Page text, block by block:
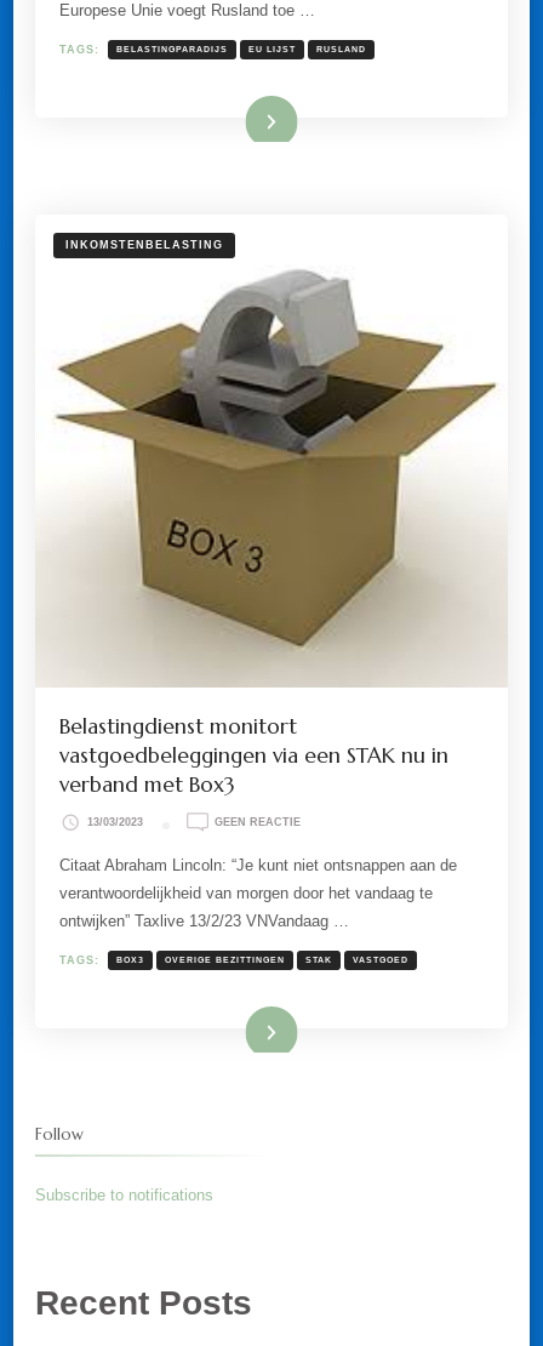
WHAT?
Europese Unie voegt Rusland toe …
TAGS: BELASTINGPARADIJS EU LIJST RUSLAND
Lees meer
INKOMSTENBELASTING
Belastingdienst monitort
vastgoedbeleggingen via een STAK nu in
verband met Box3
13/03/2023 GEEN REACTIEOP
MONITORT
VASTGOEDBELEGGINGEN
VIA
STAK
IN
Citaat Abraham Lincoln: “Je kunt niet ontsnappen aan de
verantwoordelijkheid van morgen door het vandaag te
ontwijken” Taxlive 13/2/23 VNVandaag …
TAGS: BOX3 OVERIGE BEZITTINGEN STAK VASTGOED
Lees meer
Follow
Subscribe to notifications
Recent Posts